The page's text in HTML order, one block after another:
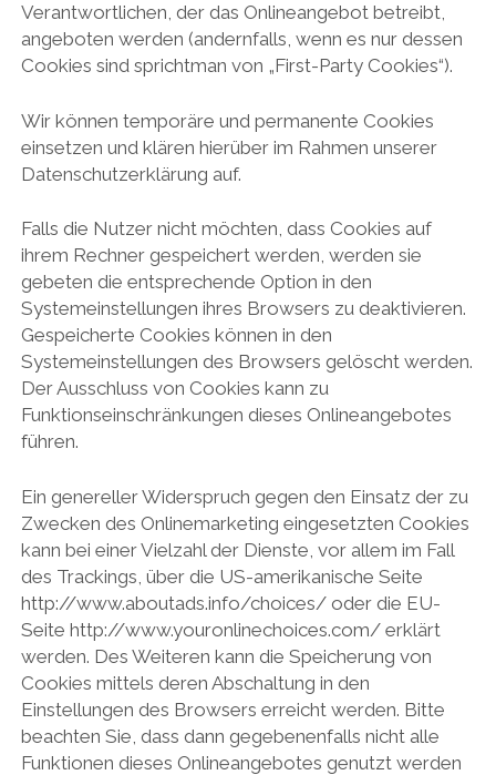
Verantwortlichen, der das Onlineangebot betreibt,
angeboten werden (andernfalls, wenn es nur dessen
Cookies sind sprichtman von „First-Party Cookies“).
Wir können temporäre und permanente Cookies
einsetzen und klären hierüber im Rahmen unserer
Datenschutzerklärung auf.
Falls die Nutzer nicht möchten, dass Cookies auf
ihrem Rechner gespeichert werden, werden sie
gebeten die entsprechende Option in den
Systemeinstellungen ihres Browsers zu deaktivieren.
Gespeicherte Cookies können in den
Systemeinstellungen des Browsers gelöscht werden.
Der Ausschluss von Cookies kann zu
Funktionseinschränkungen dieses Onlineangebotes
führen.
Ein genereller Widerspruch gegen den Einsatz der zu
Zwecken des Onlinemarketing eingesetzten Cookies
kann bei einer Vielzahl der Dienste, vor allem im Fall
des Trackings, über die US-amerikanische Seite
http://www.aboutads.info/choices/ oder die EU-
Seite http://www.youronlinechoices.com/ erklärt
werden. Des Weiteren kann die Speicherung von
Cookies mittels deren Abschaltung in den
Einstellungen des Browsers erreicht werden. Bitte
beachten Sie, dass dann gegebenenfalls nicht alle
Funktionen dieses Onlineangebotes genutzt werden